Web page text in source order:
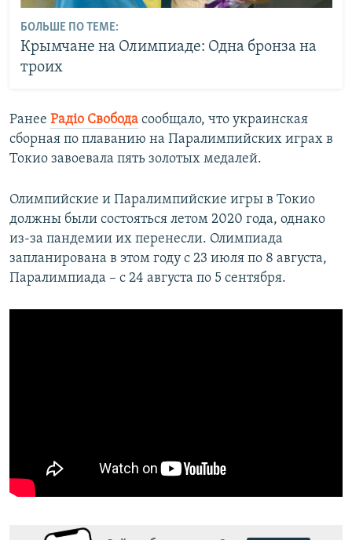
БОЛЬШЕ ПО ТЕМЕ:
Крымчане на Олимпиаде: Одна бронза на
троих
Ранее Радiо Свобода сообщало, что украинская
сборная по плаванию на Паралимпийских играх в
Токио завоевала пять золотых медалей.
Олимпийские и Паралимпийские игры в Токио
должны были состояться летом 2020 года, однако
из-за пандемии их перенесли. Олимпиада
запланирована в этом году с 23 июля по 8 августа,
Паралимпиада – с 24 августа по 5 сентября.